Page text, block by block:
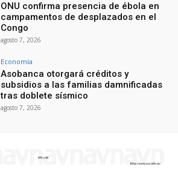
ONU confirma presencia de ébola en
campamentos de desplazados en el
Congo
agosto 7, 2026
Economía
Asobanca otorgará créditos y
subsidios a las familias damnificadas
tras doblete sísmico
agosto 7, 2026